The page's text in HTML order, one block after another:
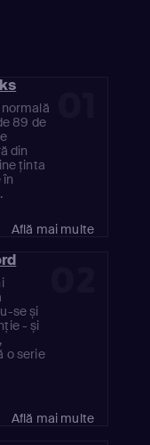
89 de
din
ținta
Află mai multe
se și
- și
o serie
Află mai multe